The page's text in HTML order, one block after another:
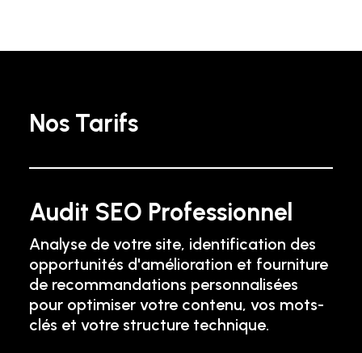
Nos Tarifs
Audit SEO Professionnel
Analyse de votre site, identification des
opportunités d'amélioration et fourniture
de recommandations personnalisées
pour optimiser votre contenu, vos mots-
clés et votre structure technique.